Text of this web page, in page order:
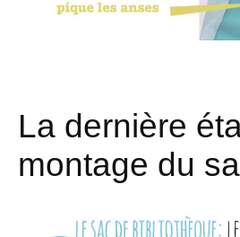
La dernière
montage du